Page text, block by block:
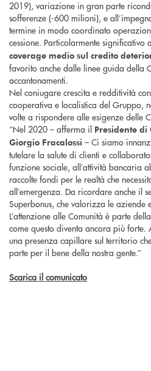
2019), variazione in gran parte
sofferenze (-600 milioni), e
termine in modo coordinato
cessione. Particolarmente significativo
coverage medio sul credito
favorito anche dalle linee guida della
accantonamenti.
Nel coniugare crescita e redditività
cooperativa e localistica del Gruppo,
volte a rispondere alle esigenze delle
“Nel 2020 – afferma il Presidente di
Giorgio Fracalossi – Ci siamo
tutelare la salute di clienti e
funzione sociale, all’attività bancaria
raccolte fondi per le realtà che
all’emergenza. Da ricordare anche il
Superbonus, che valorizza le aziende
L’attenzione alle Comunità è parte
come questo diventa ancora più
una presenza capillare sul territorio
parte per il bene della nostra gente.”
Scarica il comunicato